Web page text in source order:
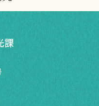
課